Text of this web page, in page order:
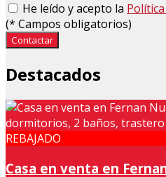
He leído y acepto la
(* Campos obligatorios)
Contactar
Destacados
REBAJADO
Casa en venta en